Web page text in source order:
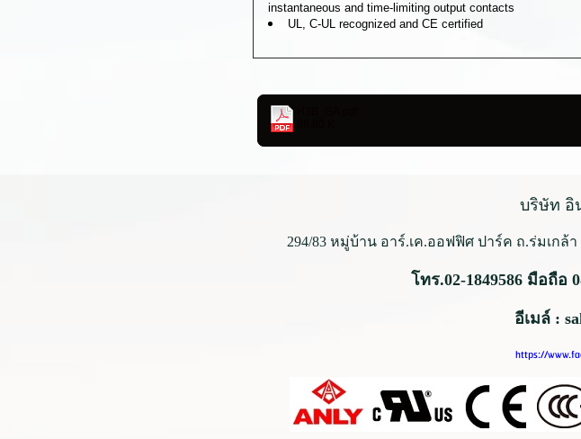
instantaneous and time-limiting output contacts
UL, C-UL recognized and CE certified
บริษัท อิ
294/83 หมู่บ้าน อาร์.เค.ออฟฟิศ ปาร์ค ถ.ร่มเกล้า
โทร.02-1849586 มือถือ
อีเมล์ :
https://